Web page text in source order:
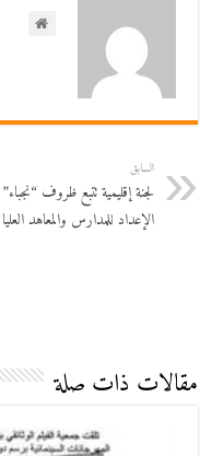
السابق
لجنة إقليمية تتبع ظروف
الإعداد للمدارس والمعاهد العليا
مقالات ذات صلة